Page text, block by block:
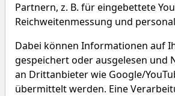
Die Aktie von JFrog
nach Gartner-
auf
Von A. Haslinger –
Aktualisiert
11:51
Partnern, z. B. für eingebettete
Reichweitenmessung und
Dabei können Informationen auf
gespeichert oder ausgelesen und
an Drittanbieter wie Google/
übermittelt werden. Eine